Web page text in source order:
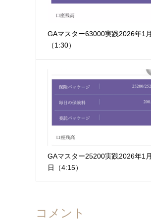
GAマスター63000実践2026年1
（1:30）
GAマスター25200実践2026年1
日（4:15）
コメント